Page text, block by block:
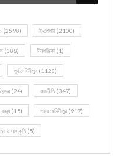
(2598) ই-পেপার (2100)
(388) দিনপঞ্জিকা (1)
পূর্ব মেদিনীপুর (1120)
(24) রাজনীতি(347)
(15) শহর মেদিনীপুর (917)
ও সংস্কৃতি(5)